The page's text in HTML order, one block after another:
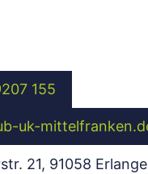
155
uk-
21, 91058